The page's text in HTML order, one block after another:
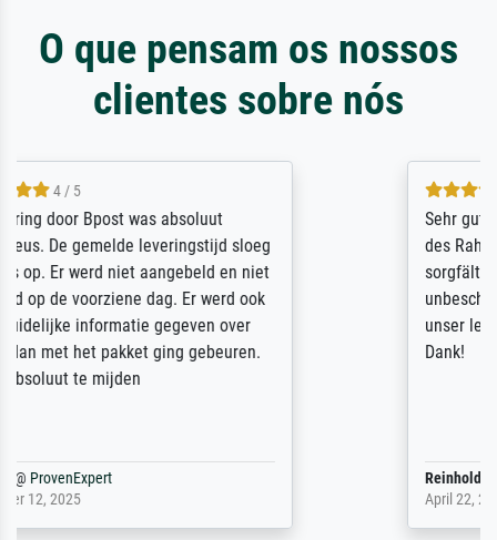
O que pensam os nossos
clientes sobre nós
Sehr gute Qualität des Leinwanddrucks und
des Rahmens! Unser Bild wurde sehr
sorgfältig und sicher verpackt, so dass es
unbeschadet bei uns ankam. Es wird nicht
unser letzter Meisterdruck sein. Vielen
Dank!
Reinhold,